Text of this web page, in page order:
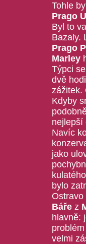
Tohle
Prago
Byl to
Bazaly.
Prago
Marley
Týpci
dvě
zážitek.
Kdyby
nejlepší
Navíc
jako
bylo
Báře z
hlavně:
velmi